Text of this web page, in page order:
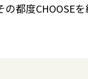
都度CHOOSE